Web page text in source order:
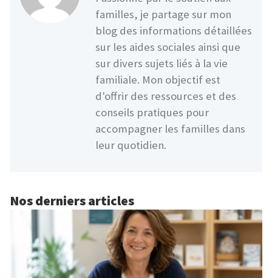
familles, je partage sur mon
blog des informations détaillées
sur les aides sociales ainsi que
sur divers sujets liés à la vie
familiale. Mon objectif est
d'offrir des ressources et des
conseils pratiques pour
accompagner les familles dans
leur quotidien.
Nos derniers articles